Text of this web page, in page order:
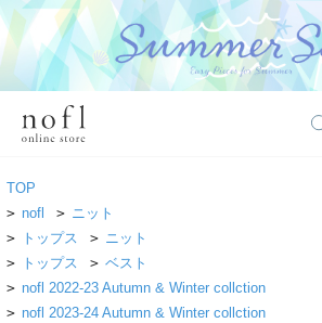
￥10,800税込以上で送料無料
アウター
ワンピース
TOP
> nofl > ニット
>
トップス > ニット
>
トップス > ベスト
> nofl 2022-23 Autumn & Winter collction
> nofl 2023-24 Autumn & Winter collction